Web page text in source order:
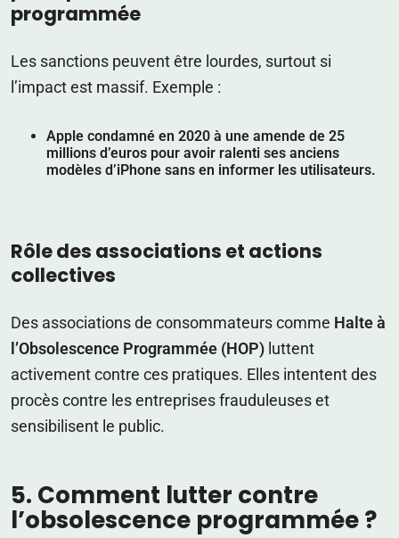
programmée
Les sanctions peuvent être lourdes, surtout si
l’impact est massif. Exemple :
Apple condamné en 2020 à une amende de 25
millions d’euros pour avoir ralenti ses anciens
modèles d’iPhone sans en informer les utilisateurs.
Rôle des associations et actions
collectives
Des associations de consommateurs comme Halte à
l’Obsolescence Programmée (HOP) luttent
activement contre ces pratiques. Elles intentent des
procès contre les entreprises frauduleuses et
sensibilisent le public.
5. Comment lutter contre
l’obsolescence programmée ?